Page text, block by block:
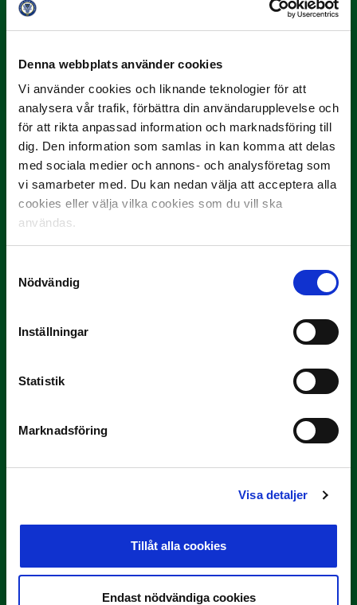
Denna webbplats använder cookies
Vi använder cookies och liknande teknologier för att
analysera vår trafik, förbättra din användarupplevelse och
för att rikta anpassad information och marknadsföring till
dig. Den information som samlas in kan komma att delas
med sociala medier och annons- och analysföretag som
vi samarbeter med. Du kan nedan välja att acceptera alla
cookies eller välja vilka cookies som du vill ska
användas.
Nödvändig
Inställningar
Statistik
Marknadsföring
Visa detaljer
Tillåt alla cookies
Endast nödvändiga cookies
Rösta på Månadens Spelare i juni
Yttrar gör…
Rösta på Månadens Tränare i juni
Lagerlöf tar över i Sandvikens IF